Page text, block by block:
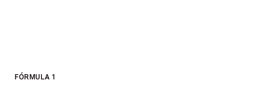
FÓRMULA 1